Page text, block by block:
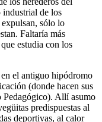
industrial de los
sólo lo
Faltaría más
estudia con los
en el antiguo hipódromo
(donde hacen sus
Pedagógico). Allí asumo
predispuestas al
deportivas, al calor